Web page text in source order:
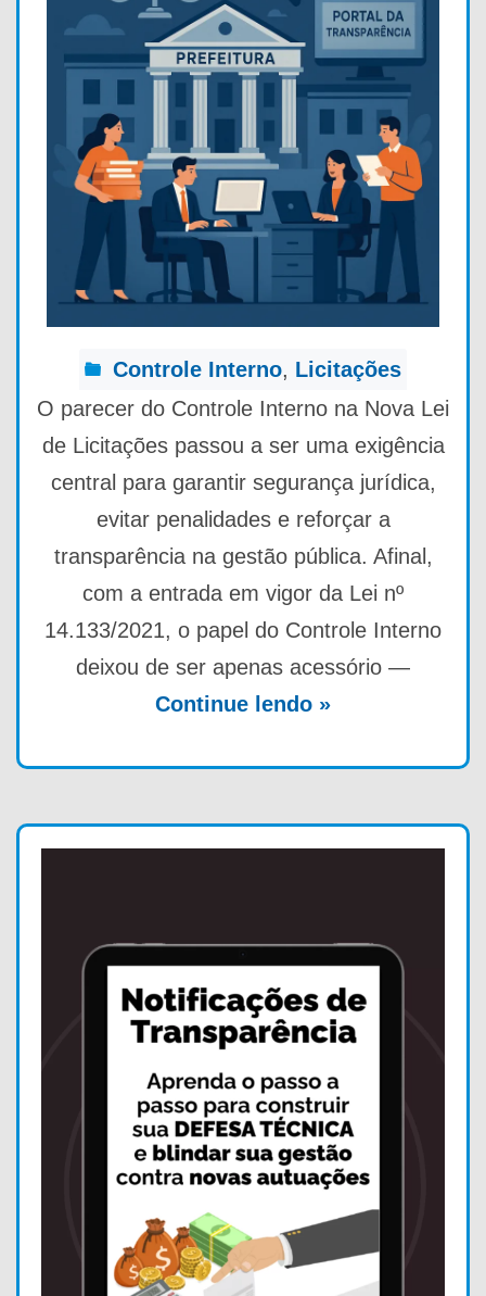
Controle Interno, Licitações
O parecer do Controle Interno na Nova Lei
de Licitações passou a ser uma exigência
central para garantir segurança jurídica,
evitar penalidades e reforçar a
transparência na gestão pública. Afinal,
com a entrada em vigor da Lei nº
14.133/2021, o papel do Controle Interno
deixou de ser apenas acessório —
Continue lendo »